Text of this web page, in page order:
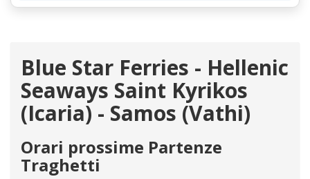
Blue Star Ferries - Hellenic
Seaways Saint Kyrikos
(Icaria) - Samos (Vathi)
Orari prossime Partenze
Traghetti